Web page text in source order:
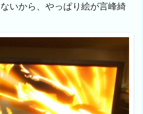
いから、やっぱり絵が言峰綺